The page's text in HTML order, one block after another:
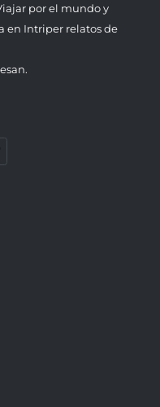
por el mundo y
en Intriper relatos de